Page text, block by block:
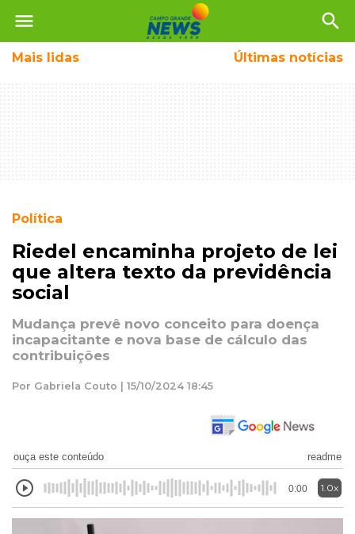
menu search
Mais lidas Últimas notícias
Política
Riedel encaminha projeto de lei
que altera texto da previdência
social
Mudança prevê novo conceito para doença
incapacitante e nova base de cálculo das
contribuições
Por Gabriela Couto | 15/10/2024 18:45
ouça este conteúdo readme
0:00 1.0x